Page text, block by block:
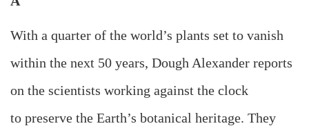
With a quarter of the world’s plants set to vanish
within the next 50 years, Dough Alexander reports
on the scientists working against the clock
to preserve the Earth’s botanical heritage. They